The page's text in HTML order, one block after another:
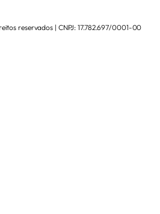
reservados | CNPJ: 17.782.697/0001-00